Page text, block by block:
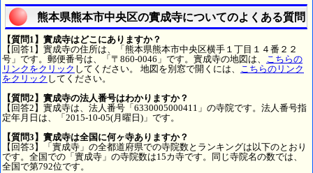
熊本県熊本市中央区の實成寺についてのよくある質問
【質問1】實成寺はどこにありますか？
【回答1】實成寺の住所は、「熊本県熊本市中央区横手１丁目１４番２２
号」です。郵便番号は、「〒860-0046」です。實成寺の地図は、 こちらの
リンクをクリック してください。 地図を別窓で開くには、 こちらのリンク
をクリック してください。
【質問2】實成寺の法人番号はわかりますか？
【回答2】實成寺は、法人番号「6330005000411」の寺院です。法人番号指
定年月日は、「2015-10-05(月曜日)」です。
【質問3】實成寺は全国に何ヶ寺ありますか？
【回答3】「實成寺」の全都道府県での寺院数とランキングは以下のとおり
です。全国での「實成寺」の寺院数は15カ寺です。同じ寺院名の数では、
全国で第792位です。